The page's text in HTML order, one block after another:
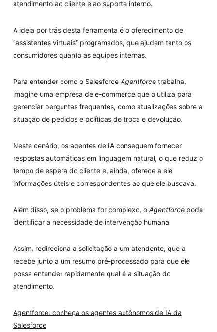
atendimento ao cliente e ao suporte interno.
A ideia por trás desta ferramenta é o oferecimento de
“assistentes virtuais” programados, que ajudem tanto os
consumidores quanto as equipes internas.
Para entender como o Salesforce Agentforcetrabalha,
imagine uma empresa de e-commerce que o utiliza para
gerenciar perguntas frequentes, como atualizações sobre a
situação de pedidos e políticas de troca e devolução.
Neste cenário, os agentes de IA conseguem fornecer
respostas automáticas em linguagem natural, o que reduz o
tempo de espera do cliente e, ainda, oferece a ele
informações úteis e correspondentes ao que ele buscava.
Além disso, se o problema for complexo, o Agentforce pode
identificar a necessidade de intervenção humana.
Assim, redireciona a solicitação a um atendente, que a
recebe junto a um resumo pré-processado para que ele
possa entender rapidamente qual é a situação do
atendimento.
Agentforce: conheça os agentes autônomos de IA da
Salesforce